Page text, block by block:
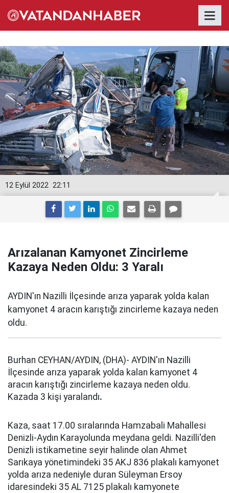
22:11
12 Eylül 2022
Arızalanan Kamyonet Zincirleme
Kazaya Neden Oldu: 3 Yaralı
AYDIN'ın Nazilli İlçesinde arıza yaparak yolda kalan
kamyonet 4 aracın karıştığı zincirleme kazaya neden
oldu.
Burhan CEYHAN/AYDIN, (DHA)- AYDIN'ın Nazilli
İlçesinde arıza yaparak yolda kalan kamyonet 4
aracın karıştığı zincirleme kazaya neden oldu.
Kazada 3 kişi yaralandı.
Kaza, saat 17.00 sıralarında Hamzabali Mahallesi
Denizli-Aydın Karayolunda meydana geldi. Nazilli'den
Denizli istikametine seyir halinde olan Ahmet
Sarıkaya yönetimindeki 35 AKJ 836 plakalı kamyonet
yolda arıza nedeniyle duran Süleyman Ersoy
idaresindeki 35 AL 7125 plakalı kamyonete